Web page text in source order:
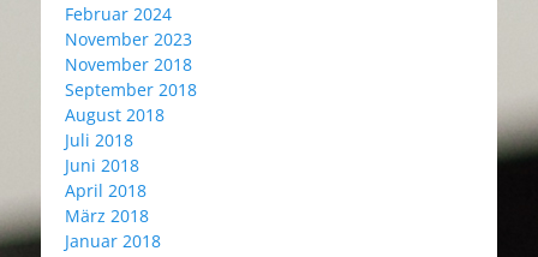
Februar 2024
November 2023
November 2018
September 2018
August 2018
Juli 2018
Juni 2018
April 2018
März 2018
Januar 2018